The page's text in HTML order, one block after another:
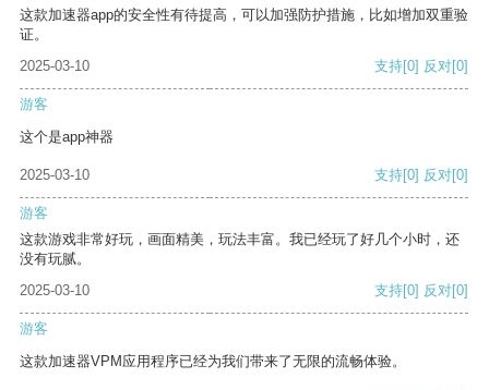
这款加速器app的安全性有待提高，可以加强防护措施，比如增加双重验
证。
2025-03-10
支持[0] 反对[0]
游客
这个是app神器
2025-03-10 支持[0] 反对[0]
游客
这款游戏非常好玩，画面精美，玩法丰富。我已经玩了好几个小时，还
没有玩腻。
2025-03-10
支持[0] 反对[0]
游客
这款加速器VPM应用程序已经为我们带来了无限的流畅体验。